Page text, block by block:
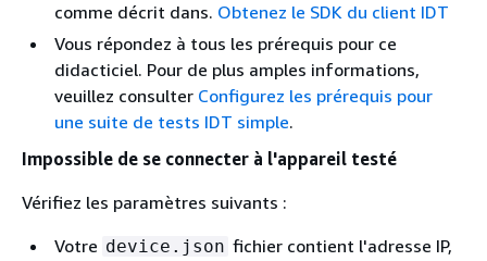
comme décrit dans. Obtenez le SDK du client IDT
Vous répondez à tous les prérequis pour ce
didacticiel. Pour de plus amples informations,
veuillez consulter Configurez les prérequis pour
une suite de tests IDT simple.
Impossible de se connecter à l'appareil testé
Vérifiez les paramètres suivants :
Votre device.json fichier contient l'adresse IP,